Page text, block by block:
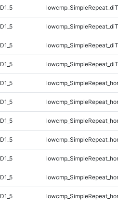
D1_5
D1_5
D1_5
D1_5
D1_5
D1_5
D1_5
D1_5
D1_5
D1_5
D1_5